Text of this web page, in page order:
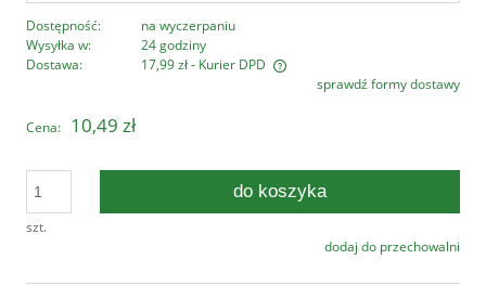
Dostępność:
na wyczerpaniu
Wysyłka w:
24 godziny
Dostawa:
17,99 zł- Kurier DPD
Cena nie zawiera ewentualnych kosztów płatnościsprawdź formy dostawy
Cena: 10,49 zł
szt.
do koszyka
dodaj do przechowalni